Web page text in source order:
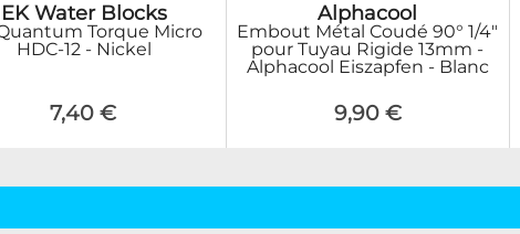
EK Water Blocks
Torque Micro
HDC-12 - Nickel
7,40 €
Alphacool
Embout Métal Coudé 90° 1/4"
pour Tuyau Rigide 13mm -
Alphacool Eiszapfen - Blanc
9,90 €